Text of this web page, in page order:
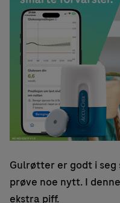
Gulrøtter er godt i
prøve noe nytt. I
ekstra piff.